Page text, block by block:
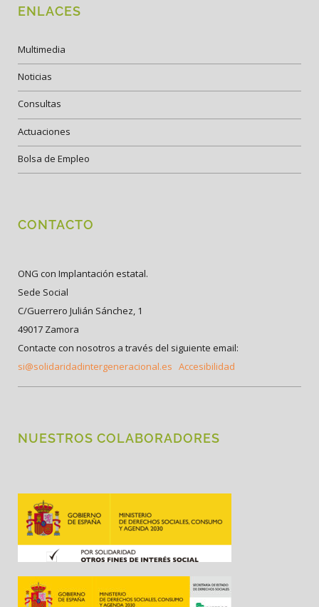
ENLACES
Multimedia
Noticias
Consultas
Actuaciones
Bolsa de Empleo
CONTACTO
ONG con Implantación estatal.
Sede Social
C/Guerrero Julián Sánchez, 1
49017 Zamora
Contacte con nosotros a través del siguiente email:
si@solidaridadintergeneracional.es Accesibilidad
NUESTROS COLABORADORES